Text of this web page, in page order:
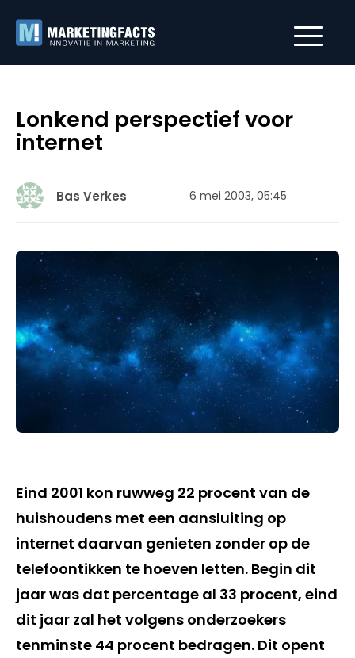
Lonkend perspectief voor
internet
Bas Verkes 6 mei 2003, 05:45
Eind 2001 kon ruwweg 22 procent van de
huishoudens met een aansluiting op
internet daarvan genieten zonder op de
telefoontikken te hoeven letten. Begin dit
jaar was dat percentage al 33 procent, eind
dit jaar zal het volgens onderzoekers
tenminste 44 procent bedragen. Dit opent